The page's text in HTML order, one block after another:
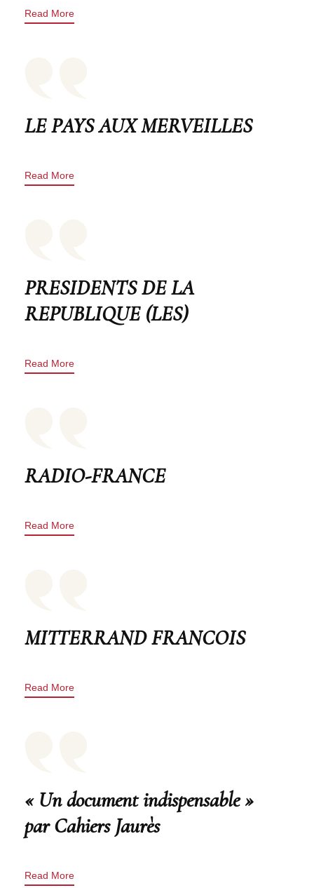
Read More
LE PAYS AUX MERVEILLES
Read More
PRESIDENTS DE LA
REPUBLIQUE (LES)
Read More
RADIO-FRANCE
Read More
MITTERRAND FRANCOIS
Read More
« Un document indispensable »
par Cahiers Jaurès
Read More